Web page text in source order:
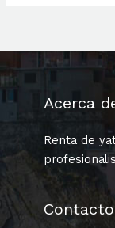
Acerca
Renta de
Contacto